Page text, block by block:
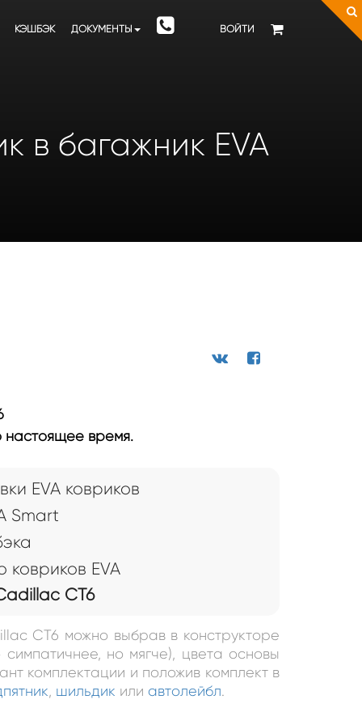
ВОЙТИ
КЭШБЭК ДОКУМЕНТЫ
в багажник EVA
настоящее время.
EVA ковриков
Smart
EVA
CT6
CT6 можно выбрав в конструкторе
но мягче), цвета основы
комплектации и положив комплект в
шильдик или автолейбл.